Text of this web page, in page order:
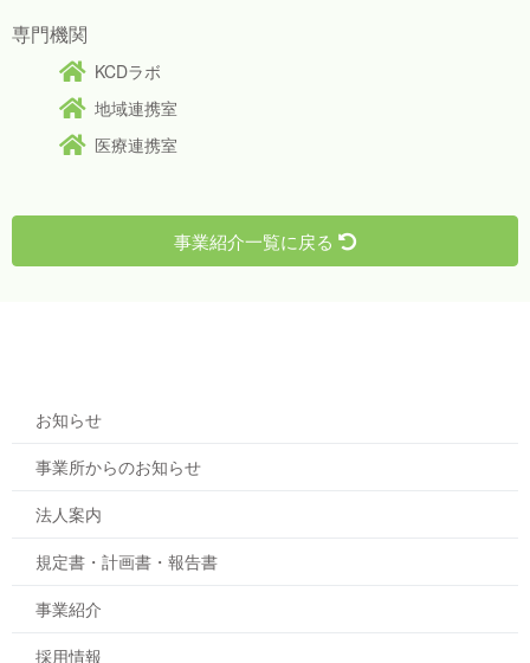
専門機関
KCDラボ
地域連携室
医療連携室
事業紹介一覧に戻る
お知らせ
事業所からのお知らせ
法人案内
規定書・計画書・報告書
事業紹介
採用情報